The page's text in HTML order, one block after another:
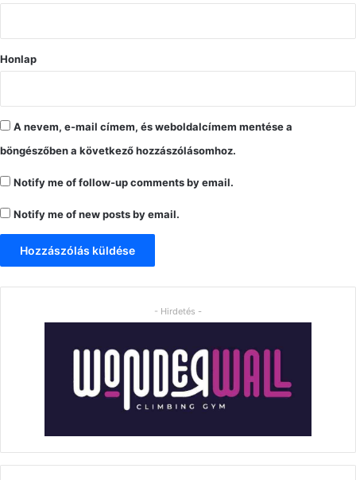
Honlap
A nevem, e-mail címem, és weboldalcímem mentése a
böngészőben a következő hozzászólásomhoz.
Notify me of follow-up comments by email.
Notify me of new posts by email.
- Hirdetés -